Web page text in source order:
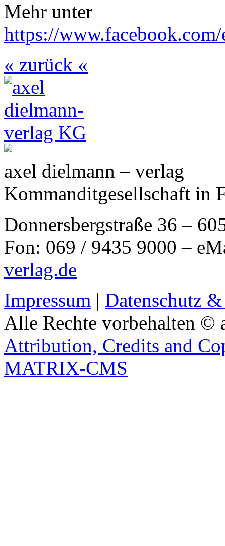
Mehr unter
https://
« zurück «
axel dielmann – verlag
Kommanditgesellschaft in
Donnersbergstraße 36 –
Fon: 069 / 9435 9000 –
verlag.de
Impressum | Datenschutz
Alle Rechte vorbehalten ©
Attribution, Credits and
MATRIX-CMS